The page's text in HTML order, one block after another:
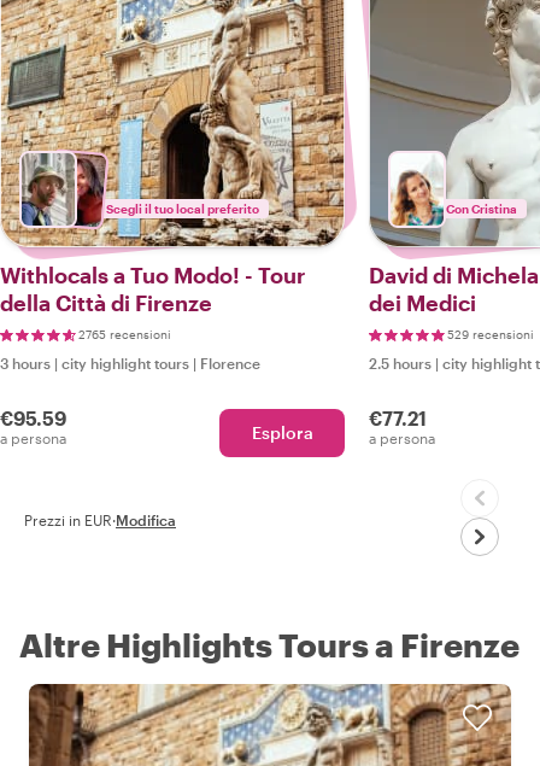
Scegli il tuo local preferito
Withlocals a Tuo Modo! - Tour
della Città di Firenze
2765 recensioni
3 hours | city highlight tours | Florence
€95.59
a persona Esplora
Con Cristina
David di
dei Medici
529 recensioni
2.5 hours | city highlight
€77.21
a persona
Prezzi in EUR·Modifica
Altre Highlights Tours a Firenze